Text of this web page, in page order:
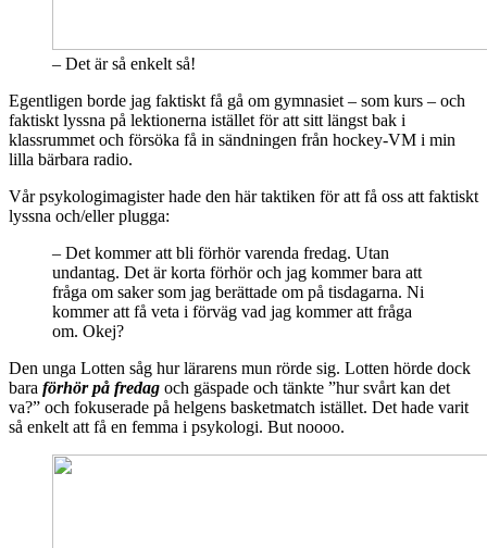
– Det är så enkelt så!
Egentligen borde jag faktiskt få gå om gymnasiet – som kurs – och
faktiskt lyssna på lektionerna istället för att sitt längst bak i
klassrummet och försöka få in sändningen från hockey-VM i min
lilla bärbara radio.
Vår psykologimagister hade den här taktiken för att få oss att faktiskt
lyssna och/eller plugga:
– Det kommer att bli förhör varenda fredag. Utan
undantag. Det är korta förhör och jag kommer bara att
fråga om saker som jag berättade om på tisdagarna. Ni
kommer att få veta i förväg vad jag kommer att fråga
om. Okej?
Den unga Lotten såg hur lärarens mun rörde sig. Lotten hörde dock
bara förhör på fredag och gäspade och tänkte ”hur svårt kan det
va?” och fokuserade på helgens basketmatch istället. Det hade varit
så enkelt att få en femma i psykologi. But noooo.